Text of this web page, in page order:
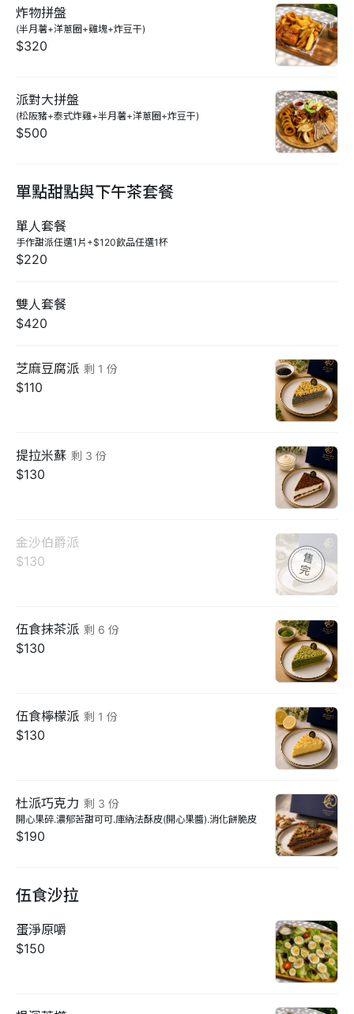
炸物拼盤
(半月薯+洋蔥圈+雞塊+炸豆干)
$320
派對大拼盤
(松阪豬+泰式炸雞+半月薯+洋蔥圈+炸豆干)
$500
單點甜點與下午茶套餐
單人套餐
手作甜派任選1片+$120飲品任選1杯
$220
雙人套餐
$420
芝麻豆腐派 剩 1 份
$110
提拉米蘇 剩 3 份
$130
金沙伯爵派
$130
伍食抹茶派 剩 6 份
$130
伍食檸檬派 剩 1 份
$130
杜派巧克力 剩 3 份
開心果碎.濃郁苦甜可可.庫納法酥皮(開心果醬).消化餅脆皮
$190
伍食沙拉
蛋淨原嚼
$150